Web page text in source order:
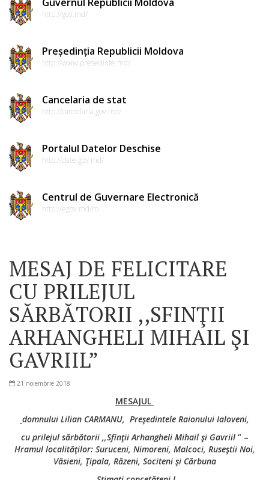
http://gov.md/
Președinția Republicii Moldova
http://www.presedinte.md/
Cancelaria de stat
http://cancelaria.gov.md/
Portalul Datelor Deschise
http://date.gov.md/
Centrul de Guvernare Electronică
http://egov.md/ro
MESAJ DE FELICITARE
CU PRILEJUL
SĂRBĂTORII ,,SFINŢII
ARHANGHELI MIHAIL ŞI
GAVRIIL”
21 noiembrie 2018
MESAJUL
domnului Lilian CARMANU, Preşedintele Raionului Ialoveni,
cu prilejul sărbătorii ,,Sfinţii Arhangheli Mihail şi Gavriil ” –
Hramul localităţilor: Suruceni, Nimoreni, Malcoci, Ruseştii Noi,
Văsieni, Ţipala, Răzeni, Sociteni şi Cărbuna